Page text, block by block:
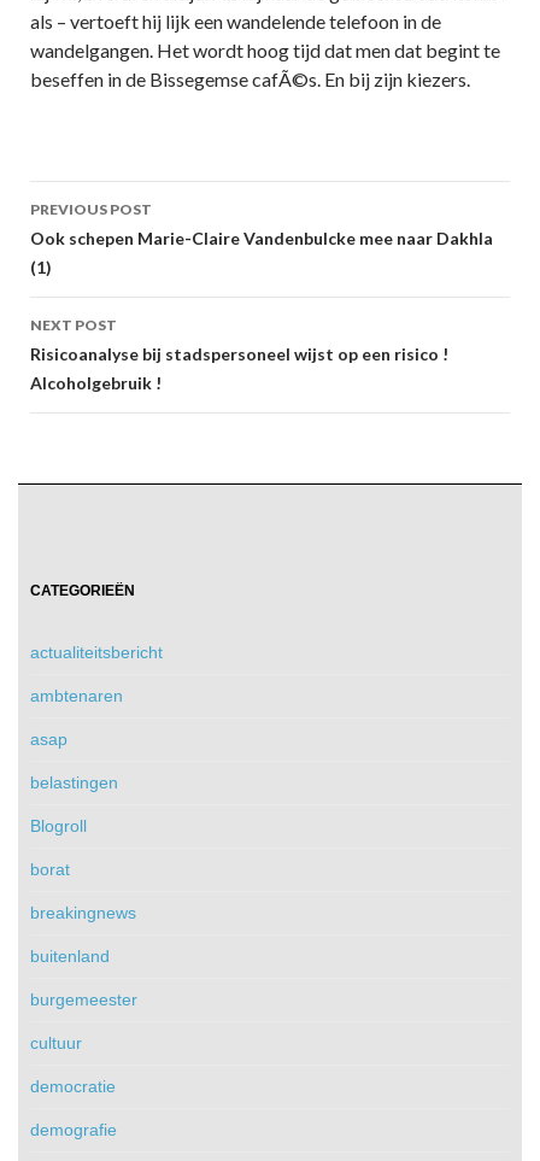
als – vertoeft hij lijk een wandelende telefoon in de
wandelgangen. Het wordt hoog tijd dat men dat begint te
beseffen in de Bissegemse cafÃ©s. En bij zijn kiezers.
Post
navigation
PREVIOUS POST
Ook schepen Marie-Claire Vandenbulcke mee naar Dakhla
(1)
NEXT POST
Risicoanalyse bij stadspersoneel wijst op een risico !
Alcoholgebruik !
CATEGORIEËN
actualiteitsbericht
ambtenaren
asap
belastingen
Blogroll
borat
breakingnews
buitenland
burgemeester
cultuur
democratie
demografie